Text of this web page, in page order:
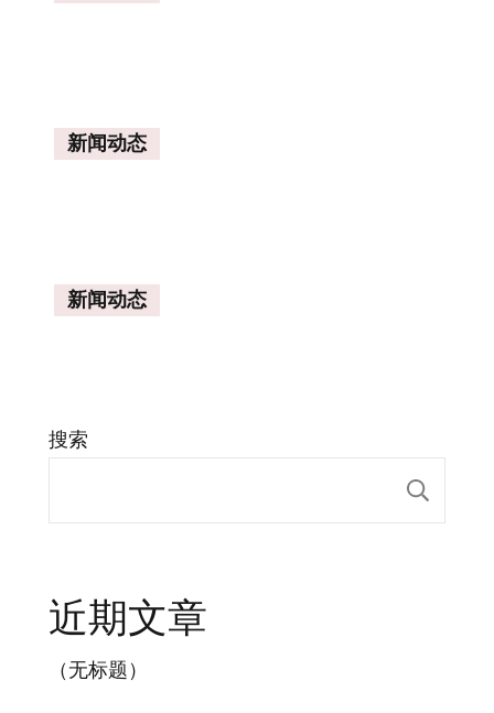
新闻动态
新闻动态
搜索
近期文章
（无标题）